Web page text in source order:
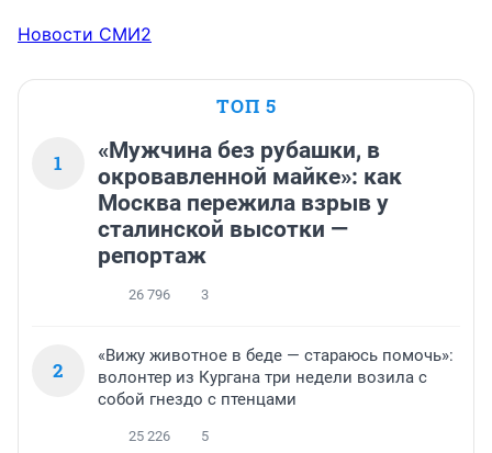
Новости СМИ2
ТОП 5
1
«Мужчина без рубашки, в
окровавленной майке»: как
Москва пережила взрыв у
сталинской высотки —
репортаж
26 796 3
2
«Вижу животное в беде — стараюсь помочь»:
волонтер из Кургана три недели возила с
собой гнездо с птенцами
25 226 5